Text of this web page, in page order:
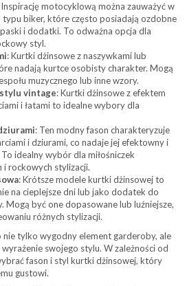
Inspirację motocyklową można zauważyć w
biker, które często posiadają ozdobne
i dodatki. To odważna opcja dla
styl.
: Kurtki dżinsowe z naszywkami lub
nadają kurtce osobisty charakter. Mogą
muzycznego lub inne wzory.
vintage: Kurtki dżinsowe z efektem
i łatami to idealne wybory dla
: Ten modny fason charakteryzuje
i dziurami, co nadaje jej efektowny i
To idealny wybór dla miłośniczek
i rockowych stylizacji.
: Krótsze modele kurtki dżinsowej to
na cieplejsze dni lub jako dodatek do
Mogą być one dopasowane lub luźniejsze,
różnych stylizacji.
tylko wygodny element garderoby, ale
swojego stylu. W zależności od
fason i styl kurtki dżinsowej, który
gustowi.